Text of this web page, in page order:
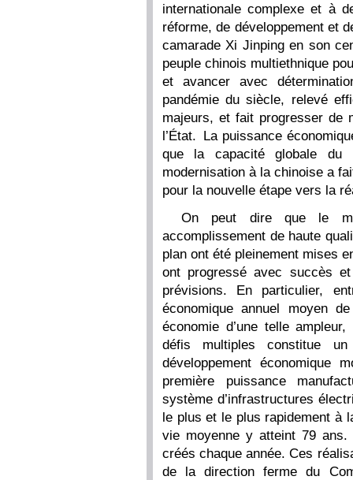
internationale complexe et à
réforme, de développement et
camarade Xi Jinping en son
peuple chinois multiethnique
et avancer avec
pandémie du siècle, relevé
majeurs, et fait progresser de
l’État. La puissance
que la capacité globale du
modernisation à la chinoise a
pour la nouvelle étape vers la
On peut dire que le
accomplissement de haute
plan ont été pleinement mises
ont progressé avec succès
prévisions. En particulier,
économique annuel moyen
économie d’une telle
défis multiples constitue
développement économique
première puissance
système d’infrastructures
le plus et le plus rapidement à
vie moyenne y atteint 79 ans.
créés chaque année. Ces
de la direction ferme du